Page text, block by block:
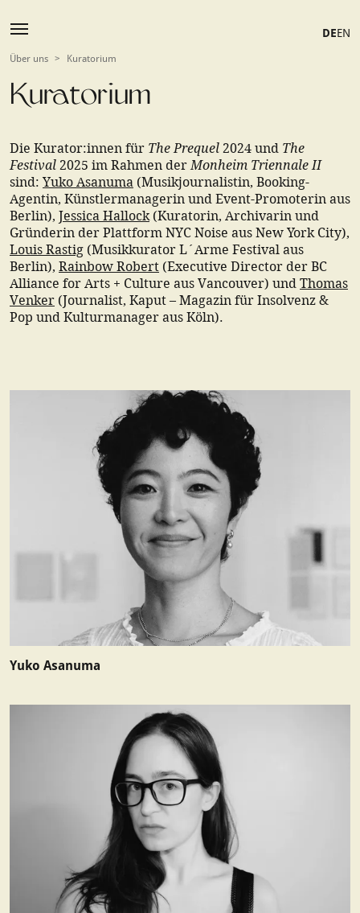
DEEN
Über uns > Kuratorium
Kuratorium
Die Kurator:innen für The Prequel 2024 und The
Festival 2025 im Rahmen derMonheim Triennale II
sind: Yuko Asanuma (Musikjournalistin, Booking-
Agentin, Künstlermanagerin und Event-Promoterin aus
Berlin), Jessica Hallock(Kuratorin, Archivarin und
Gründerin der Plattform NYC Noise aus New York City),
Louis Rastig (Musikkurator L´Arme Festival aus
Berlin), Rainbow Robert (Executive Director der BC
Alliance for Arts + Culture aus Vancouver) und Thomas
Venker (Journalist, Kaput – Magazin für Insolvenz &
Pop und Kulturmanager aus Köln).
Yuko Asanuma